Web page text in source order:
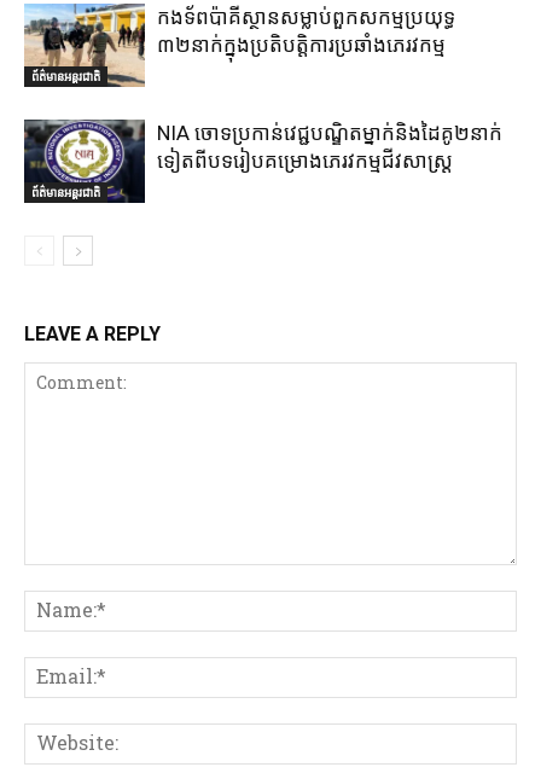
ព័ត៌មានអន្តរជាតិ
កងទ័ពប៉ាគីស្ថានសម្លាប់ពួកសកម្មប្រយុទ្ធ
៣២នាក់ក្នុងប្រតិបត្តិការប្រឆាំងភេរវកម្ម
ព័ត៌មានអន្តរជាតិ
NIA ចោទប្រកាន់វេជ្ជបណ្ឌិតម្នាក់និងដៃគូ២នាក់
ទៀតពីបទរៀបគម្រោងភេរវកម្មជីវសាស្ត្រ
LEAVE A REPLY